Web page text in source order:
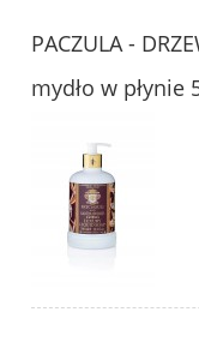
PACZULA -
mydło w płynie